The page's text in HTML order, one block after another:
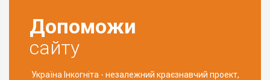
Допоможи
сайту
Україна Інкогніта - незалежний краєзнавчий проект,